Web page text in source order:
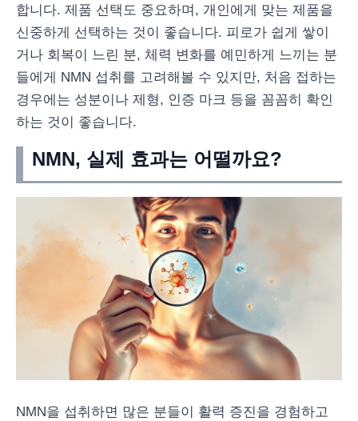
합니다. 제품 선택도 중요하며, 개인에게 맞는 제품을
신중하게 선택하는 것이 좋습니다. 피로가 쉽게 쌓이
거나 회복이 느린 분, 체력 변화를 예민하게 느끼는 분
들에게 NMN 섭취를 고려해볼 수 있지만, 처음 접하는
경우에는 성분이나 제형, 인증 마크 등을 꼼꼼히 확인
하는 것이 좋습니다.
NMN, 실제 효과는 어떨까요?
NMN을 섭취하면 많은 분들이 활력 증진을 경험하고